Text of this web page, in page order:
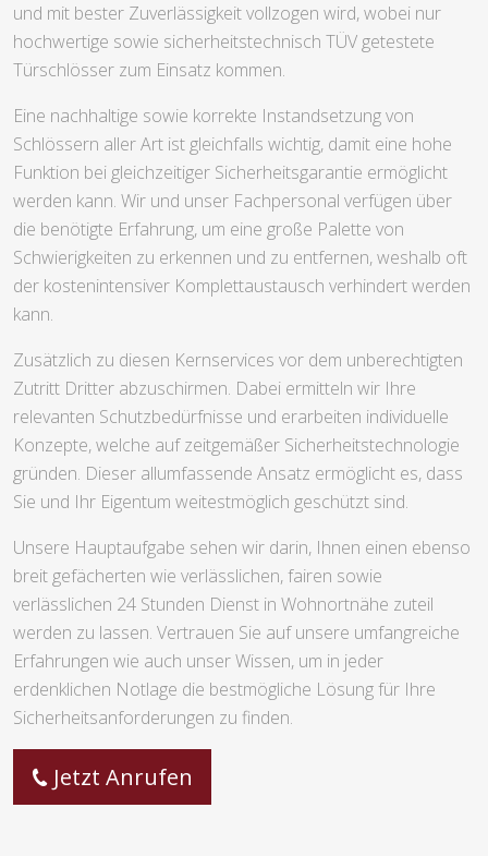
und mit bester Zuverlässigkeit vollzogen wird, wobei nur
hochwertige sowie sicherheitstechnisch TÜV getestete
Türschlösser zum Einsatz kommen.
Eine nachhaltige sowie korrekte Instandsetzung von
Schlössern aller Art ist gleichfalls wichtig, damit eine hohe
Funktion bei gleichzeitiger Sicherheitsgarantie ermöglicht
werden kann. Wir und unser Fachpersonal verfügen über
die benötigte Erfahrung, um eine große Palette von
Schwierigkeiten zu erkennen und zu entfernen, weshalb oft
der kostenintensiver Komplettaustausch verhindert werden
kann.
Zusätzlich zu diesen Kernservices vor dem unberechtigten
Zutritt Dritter abzuschirmen. Dabei ermitteln wir Ihre
relevanten Schutzbedürfnisse und erarbeiten individuelle
Konzepte, welche auf zeitgemäßer Sicherheitstechnologie
gründen. Dieser allumfassende Ansatz ermöglicht es, dass
Sie und Ihr Eigentum weitestmöglich geschützt sind.
Unsere Hauptaufgabe sehen wir darin, Ihnen einen ebenso
breit gefächerten wie verlässlichen, fairen sowie
verlässlichen 24 Stunden Dienst in Wohnortnähe zuteil
werden zu lassen. Vertrauen Sie auf unsere umfangreiche
Erfahrungen wie auch unser Wissen, um in jeder
erdenklichen Notlage die bestmögliche Lösung für Ihre
Sicherheitsanforderungen zu finden.
Jetzt Anrufen